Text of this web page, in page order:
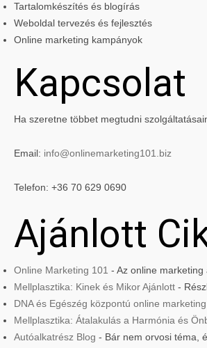
Tartalomkészítés és blogírás
Weboldal tervezés és fejlesztés
Online marketing kampányok
Kapcsolat
Ha szeretne többet megtudni
Email: info@onlinemarketing101.biz
Telefon: +36 70 629 0690
Ajánlott
Online Marketing 101 - Az online
Mellplasztika: Kinek és Mikor Ajánlott -
DNA és Egészég központú online marketing
Mellplasztika: Átalakulás a Harmónia és
Autóalkatrész Blog - Bár nem orvosi téma,